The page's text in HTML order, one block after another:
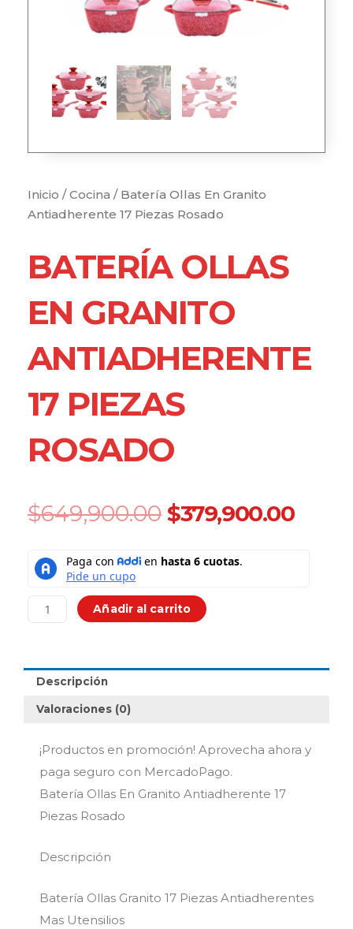
Inicio /Cocina / Batería Ollas En Granito
Antiadherente 17 Piezas Rosado
BATERÍA OLLAS
EN GRANITO
ANTIADHERENTE
17 PIEZAS
ROSADO
$649,900.00 Original
price
$649,900.00.
$379,900.00
Ollas
Granito
Antiadherente
Rosado
cantidad
Añadir al carrito
Descripción
Valoraciones (0)
¡Productos en promoción! Aprovecha ahora y
paga seguro con MercadoPago.
Batería Ollas En Granito Antiadherente 17
Piezas Rosado
Descripción
Batería Ollas Granito 17 Piezas Antiadherentes
Mas Utensilios